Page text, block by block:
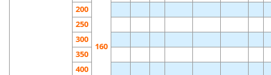
160
200
250
300
350
400